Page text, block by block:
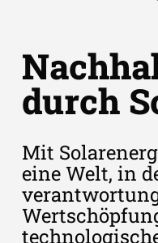
durch
Mit
eine Welt, in